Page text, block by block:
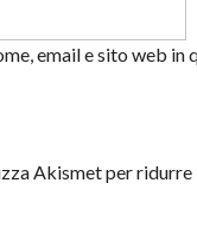
email e sito web
Akismet per ridurre